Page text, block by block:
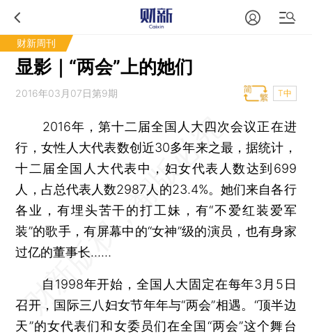
财新周刊
显影｜“两会”上的她们
2016年03月07日第9期 T中
2016年，第十二届全国人大四次会议正在进
行，女性人大代表数创近30多年来之最，据统计，
十二届全国人大代表中，妇女代表人数达到699
人，占总代表人数2987人的23.4%。她们来自各行
各业，有埋头苦干的打工妹，有“不爱红装爱军
装”的歌手，有屏幕中的“女神”级的演员，也有身家
过亿的董事长……
自1998年开始，全国人大固定在每年3月5日
召开，国际三八妇女节年年与“两会”相遇。“顶半边
天”的女代表们和女委员们在全国“两会”这个舞台